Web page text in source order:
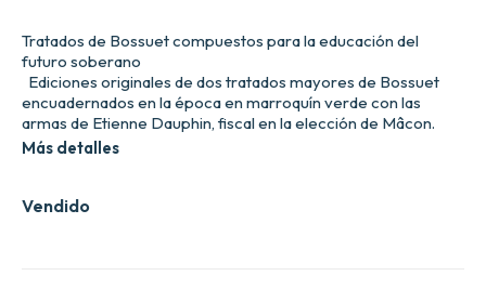
Vendido
Tratados de Bossuet compuestos para la educación del
futuro soberano
Ediciones originales de dos tratados mayores de Bossuet
encuadernados en la época en marroquín verde con las
armas de Etienne Dauphin, fiscal en la elección de Mâcon.
Más detalles